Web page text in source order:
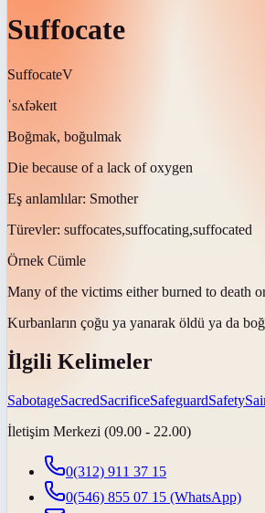
Suffocate
SuffocateV
ˈsʌfəkeɪt
Boğmak, boğulmak
Die because of a lack of oxygen
Eş anlamlılar: Smother
Türevler: suffocates,suffocating,suffocated
Örnek Cümle
Many of the victims either burned to death
Kurbanların çoğu ya yanarak öldü ya da
İlgili Kelimeler
SabotageSacredSacrificeSafeguardSafety
İletişim Merkezi (09.00 - 22.00)
0(312) 911 37 15
0(546) 855 07 15 (WhatsApp)